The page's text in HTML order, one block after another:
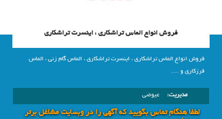
فروش انواع الماس تراشکاری ، اینسرت تراشکاری
فروش انواع الماس تراشکاری ، اینسرت تراشکاری ، الماس گام زنی ، الماس
فرزکاری و ....
مدیریت: عیوضی
لطفا هنگام تماس بگویید که آگهی را در وبسايت مشاغل برتر